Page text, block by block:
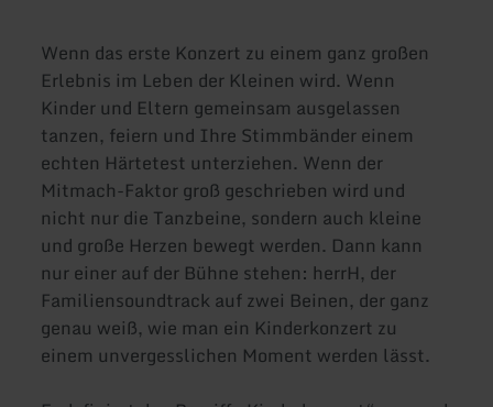
Wenn das erste Konzert zu einem ganz großen
Erlebnis im Leben der Kleinen wird. Wenn
Kinder und Eltern gemeinsam ausgelassen
tanzen, feiern und Ihre Stimmbänder einem
echten Härtetest unterziehen. Wenn der
Mitmach-Faktor groß geschrieben wird und
nicht nur die Tanzbeine, sondern auch kleine
und große Herzen bewegt werden. Dann kann
nur einer auf der Bühne stehen: herrH, der
Familiensoundtrack auf zwei Beinen, der ganz
genau weiß, wie man ein Kinderkonzert zu
einem unvergesslichen Moment werden lässt.